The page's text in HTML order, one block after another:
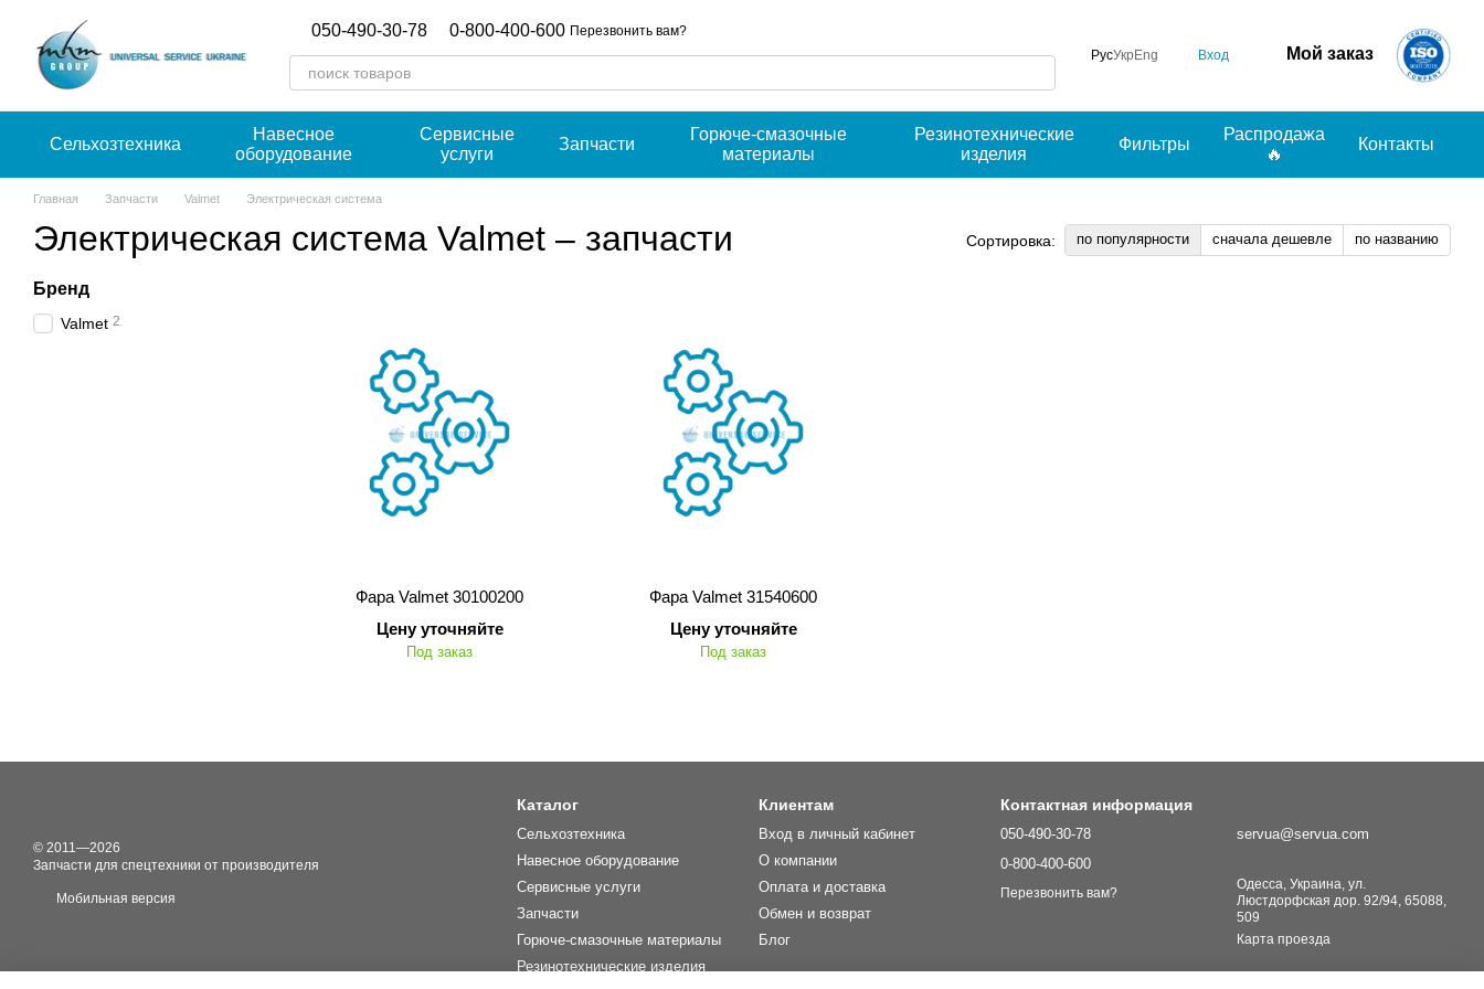
Перейти к основному контенту
050-490-30-78 0-800-400-600 Перезвонить вам?
РусУкр Eng Вход Мой заказ
Сельхозтехника
Навесное
оборудование
Сервисные
услуги
Запчасти
Горюче-смазочные
материалы
Резинотехнические
изделия
Фильтры
Распродажа
🔥
Контакты
Главная Запчасти Valmet Электрическая система
Электрическая система Valmet – запчасти Сортировка: по популярности сначала дешевле по названию
Фара Valmet 30100200
Цену уточняйте
Под заказ
Фара Valmet 31540600
Цену уточняйте
Под заказ
Бренд
Valmet 2
© 2011—2026
Запчасти для спецтехники от производителя
Мобильная версия
Каталог
Сельхозтехника
Навесное оборудование
Сервисные услуги
Запчасти
Горюче-смазочные материалы
Резинотехнические изделия
Клиентам
Вход в личный кабинет
О компании
Оплата и доставка
Обмен и возврат
Блог
Контактная информация
050-490-30-78
0-800-400-600
Перезвонить вам?
servua@servua.com
Одесса, Украина, ул.
Люстдорфская дор. 92/94, 65088,
509
Карта проезда